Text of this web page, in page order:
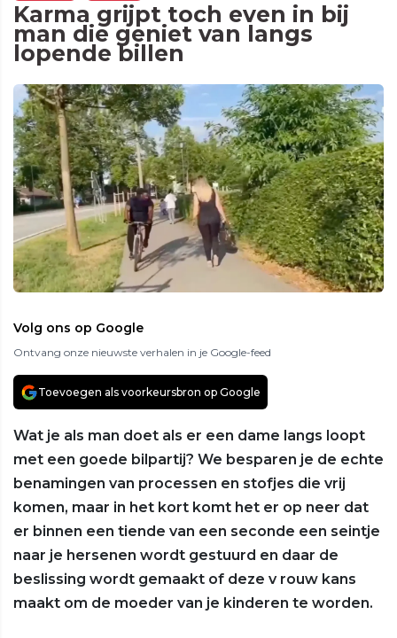
Karma grijpt toch even in bij
man die geniet van langs
lopende billen
Volg ons op Google
Ontvang onze nieuwste verhalen in je Google-feed
Toevoegen als voorkeursbron op Google
Wat je als man doet als er een dame langs loopt
met een goede bilpartij? We besparen je de echte
benamingen van processen en stofjes die vrij
komen, maar in het kort komt het er op neer dat
er binnen een tiende van een seconde een seintje
naar je hersenen wordt gestuurd en daar de
beslissing wordt gemaakt of deze v rouw kans
maakt om de moeder van je kinderen te worden.